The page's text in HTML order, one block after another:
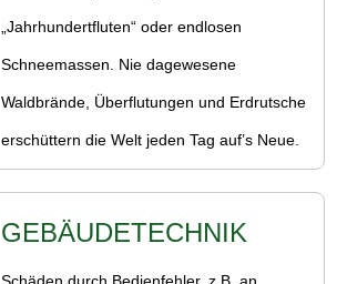
„Jahrhundertfluten“ oder endlosen
Schneemassen. Nie dagewesene
Waldbrände, Überflutungen und Erdrutsche
erschüttern die Welt jeden Tag auf’s Neue.
GEBÄUDETECHNIK